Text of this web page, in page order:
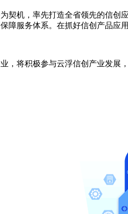
契机，率先打造全省领先的信
障服务体系。在抓好信创产品应
，将积极参与云浮信创产业发展